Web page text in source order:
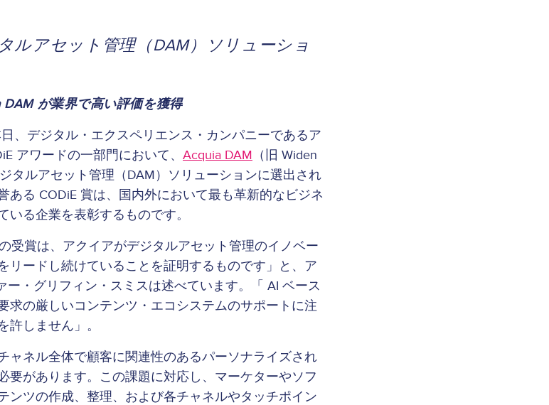
ルアセット管理（DAM）ソリューショ
DAM が業界で高い評価を獲得
、デジタル・エクスペリエンス・カンパニーであるア
アワードの一部門において、 Acquia DAM （旧 Widen
タルアセット管理（DAM）ソリューションに選出され
ある CODiE 賞は、国内外において最も革新的なビジネ
る企業を表彰するものです。
受賞は、アクイアがデジタルアセット管理のイノベー
リードし続けていることを証明するものです」と、ア
ー・グリフィン・スミスは述べています。「 AI ベース
求の厳しいコンテンツ・エコシステムのサポートに注
許しません」。
ャネル全体で顧客に関連性のあるパーソナライズされ
要があります。この課題に対応し、マーケターやソフ
ンツの作成、整理、および各チャネルやタッチポイン